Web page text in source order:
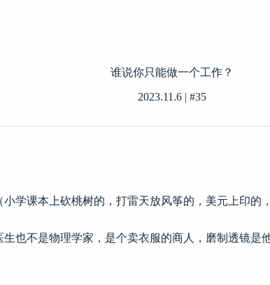
谁说你只能做一个工作？
2023.11.6 | #35
学课本上砍桃树的，打雷天放风筝的，美元上印的
也不是物理学家，是个卖衣服的商人，磨制透镜是